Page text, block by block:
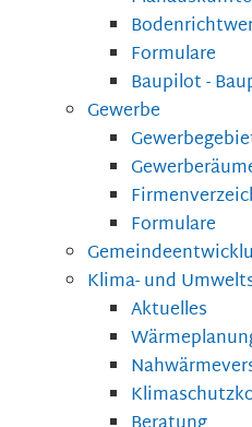
Formulare
Baupilot -
Gewerbe
Formulare
Klima- und
Aktuelles